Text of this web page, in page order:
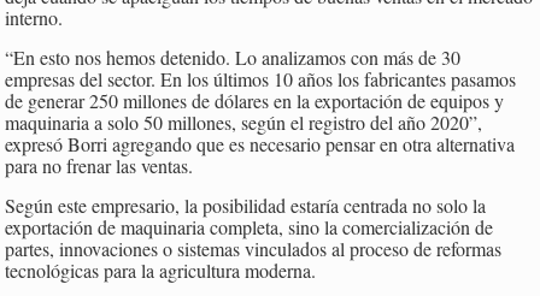
interno.
“En esto nos hemos detenido. Lo analizamos con más de 30
empresas del sector. En los últimos 10 años los fabricantes pasamos
de generar 250 millones de dólares en la exportación de equipos y
maquinaria a solo 50 millones, según el registro del año 2020”,
expresó Borri agregando que es necesario pensar en otra alternativa
para no frenar las ventas.
Según este empresario, la posibilidad estaría centrada no solo la
exportación de maquinaria completa, sino la comercialización de
partes, innovaciones o sistemas vinculados al proceso de reformas
tecnológicas para la agricultura moderna.